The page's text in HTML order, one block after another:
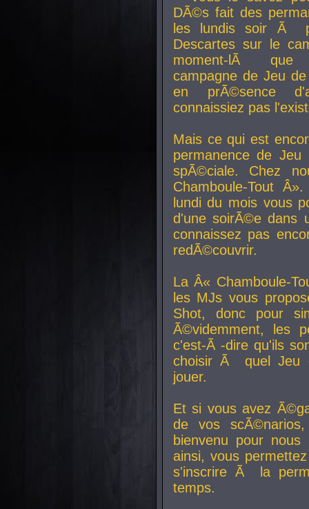
DÃ©s fait des
les lundis soir Ã
Descartes sur le
moment-lÃ que
campagne de Jeu
en prÃ©sence
connaissiez pas
Mais ce qui est
permanence de
spÃ©ciale. Chez
Chamboule-Tout
lundi du mois vous
d'une soirÃ©e dans
connaissez pas
redÃ©couvrir.
La Â« Chamboule-
les MJs vous
Shot, donc pour
Ã©videmment, les
c'est-Ã -dire qu'ils
choisir Ã quel Jeu
jouer.
Et si vous avez
de vos
bienvenu pour
ainsi, vous
s'inscrire Ã la
temps.